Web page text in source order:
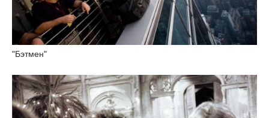
"Бэтмен"